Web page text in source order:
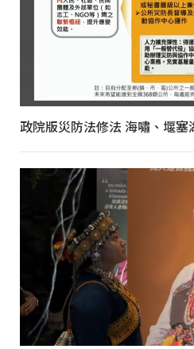
政院版災防法修法 海嘯、堰塞